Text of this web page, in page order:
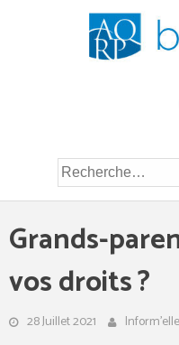
Grands-
vos droits ?
28 Juillet 2021 Inform'elle